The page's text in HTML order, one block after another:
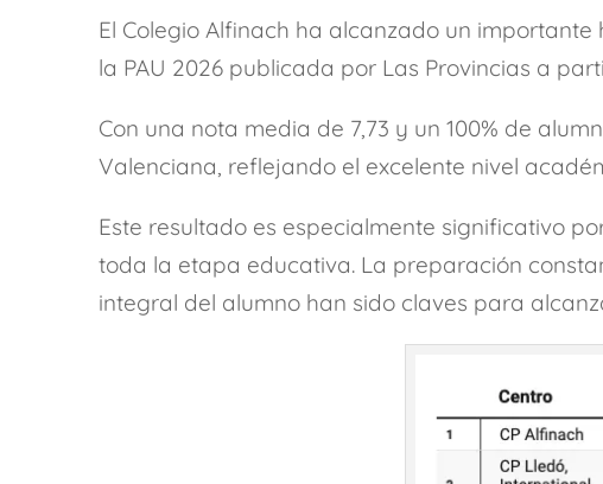
El Colegio Alfinach ha alcanzado un
la PAU 2026 publicada por Las Provincias a
Con una nota media de 7,73 y un 100% de
Valenciana, reflejando el excelente nivel
Este resultado es especialmente significativo
toda la etapa educativa. La preparación
integral del alumno han sido claves para